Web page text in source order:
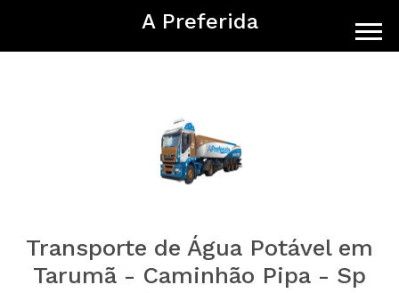
A Preferida
Transporte de Água Potável em
Tarumã - Caminhão Pipa - Sp